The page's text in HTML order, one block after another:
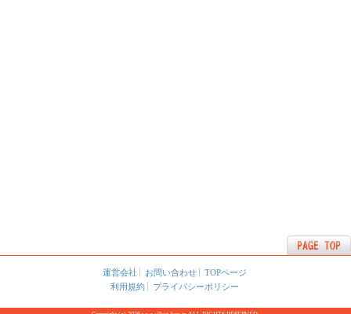
運営会社 お問い合わせ
TOPページ
利用規約
プライバシーポリシー